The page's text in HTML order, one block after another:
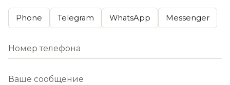
Phone Telegram WhatsApp Messenger